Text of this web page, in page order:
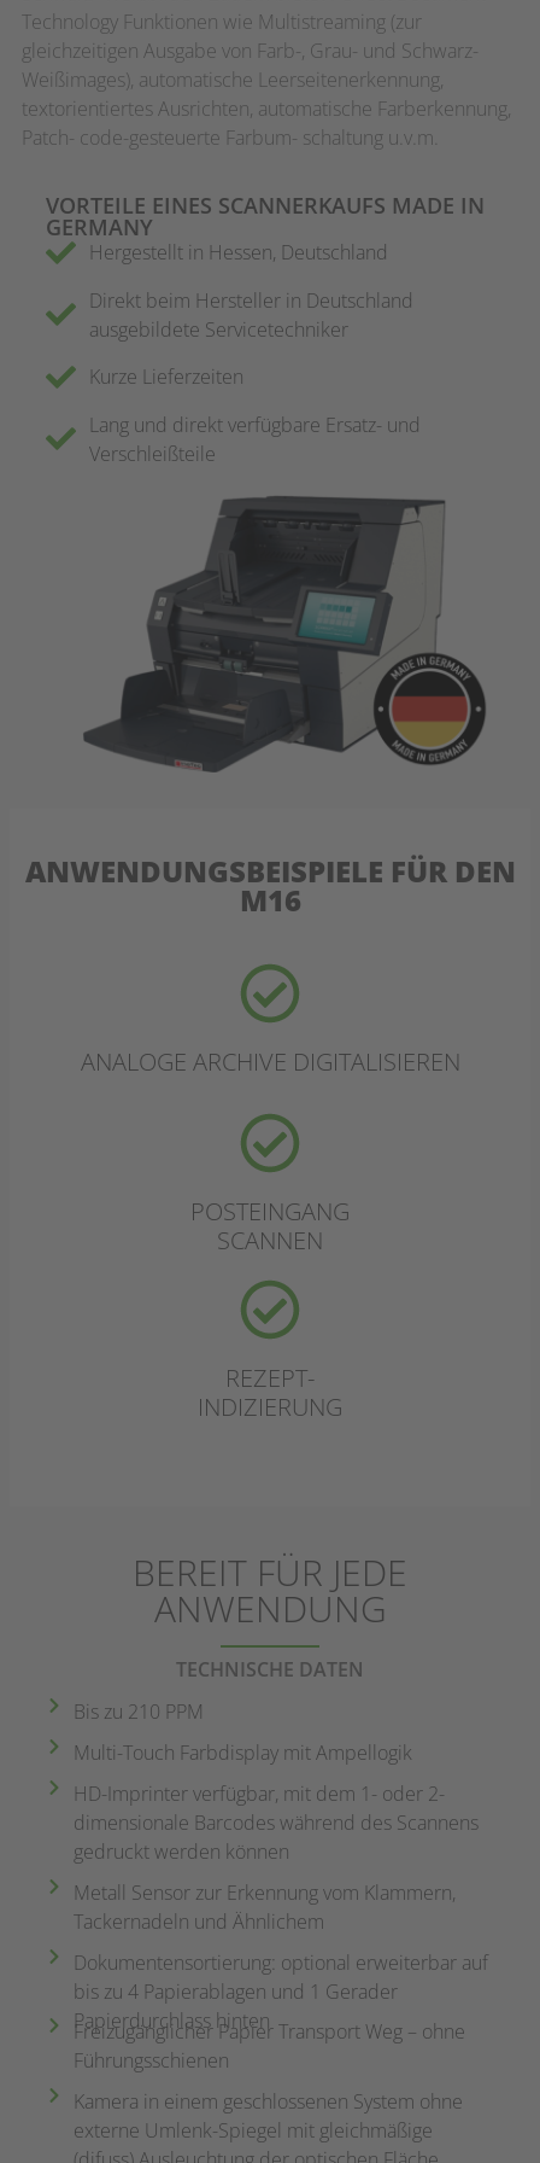
Technology Funktionen wie Multistreaming (zur
gleichzeitigen Ausgabe von Farb-, Grau- und Schwarz-
Weißimages), automatische Leerseitenerkennung,
textorientiertes Ausrichten, automatische Farberkennung,
Patch- code-gesteuerte Farbum- schaltung u.v.m.
VORTEILE EINES SCANNERKAUFS MADE IN
GERMANY
Hergestellt in Hessen, Deutschland
Direkt beim Hersteller in Deutschland
ausgebildete Servicetechniker
Kurze Lieferzeiten
Lang und direkt verfügbare Ersatz- und
Verschleißteile
ANWENDUNGSBEISPIELE FÜR DEN
M16
ANALOGE ARCHIVE DIGITALISIEREN
POSTEINGANG
SCANNEN
REZEPT-
INDIZIERUNG
BEREIT FÜR JEDE
ANWENDUNG
TECHNISCHE DATEN
Bis zu 210 PPM
Multi-Touch Farbdisplay mit Ampellogik
HD-Imprinter verfügbar, mit dem 1- oder 2-
dimensionale Barcodes während des Scannens
gedruckt werden können
Metall Sensor zur Erkennung vom Klammern,
Tackernadeln und Ähnlichem
Dokumentensortierung: optional erweiterbar auf
bis zu 4 Papierablagen und 1 Gerader
Papierdurchlass hinten
Freizugänglicher Papier Transport Weg – ohne
Führungsschienen
Kamera in einem geschlossenen System ohne
externe Umlenk-Spiegel mit gleichmäßige